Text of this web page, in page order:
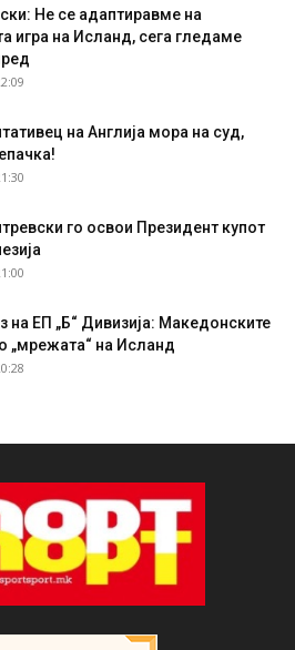
Не се адаптиравме на
игра на Исланд, сега гледаме
на Англија мора на суд,
го освои Президент купот
на ЕП „Б“ Дивизија: Македонските
„мрежата“ на Исланд